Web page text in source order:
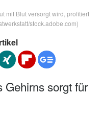
mit Blut versorgt wird, profitiert
stock.adobe.com)
Gehirns sorgt für